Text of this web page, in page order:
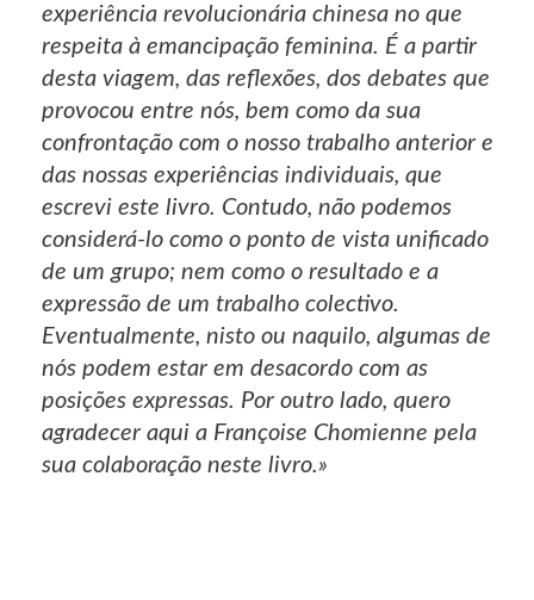
experiência revolucionária chinesa no que
respeita à emancipação feminina. É a partir
desta viagem, das reflexões, dos debates que
provocou entre nós, bem como da sua
confrontação com o nosso trabalho anterior e
das nossas experiências individuais, que
escrevi este livro. Contudo, não podemos
considerá-lo como o ponto de vista unificado
de um grupo; nem como o resultado e a
expressão de um trabalho colectivo.
Eventualmente, nisto ou naquilo, algumas de
nós podem estar em desacordo com as
posições expressas. Por outro lado, quero
agradecer aqui a Françoise Chomienne pela
sua colaboração neste livro.»